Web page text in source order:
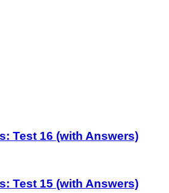
Test 16 (with Answers)
Test 15 (with Answers)